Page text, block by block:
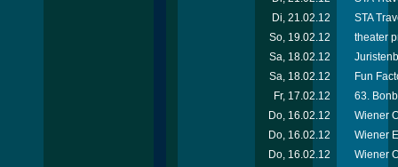
Di, 21.02.12
STA
So, 19.02.12
theater
Sa, 18.02.12
Sa, 18.02.12
Fun
Fr, 17.02.12
63.
Do, 16.02.12
Wiener
Do, 16.02.12
Wiener
Do, 16.02.12
Wiener